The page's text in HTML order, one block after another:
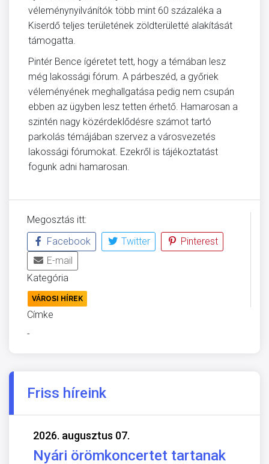
véleménynyilvánítók több mint 60 százaléka a
Kiserdő teljes területének zöldterületté alakítását
támogatta.
Pintér Bence ígéretet tett, hogy a témában lesz
még lakossági fórum. A párbeszéd, a győriek
véleményének meghallgatása pedig nem csupán
ebben az ügyben lesz tetten érhető. Hamarosan a
szintén nagy közérdeklődésre számot tartó
parkolás témájában szervez a városvezetés
lakossági fórumokat. Ezekről is tájékoztatást
fogunk adni hamarosan.
Megosztás itt:
Facebook
Twitter
Pinterest
E-mail
Kategória
VÁROSI HÍREK
Címke
-
Friss híreink
2026. augusztus 07.
Nyári örömkoncertet tartanak